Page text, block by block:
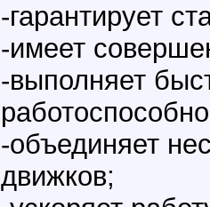
-гарантирует
-имеет
-выполняет
-объединяет
движков;